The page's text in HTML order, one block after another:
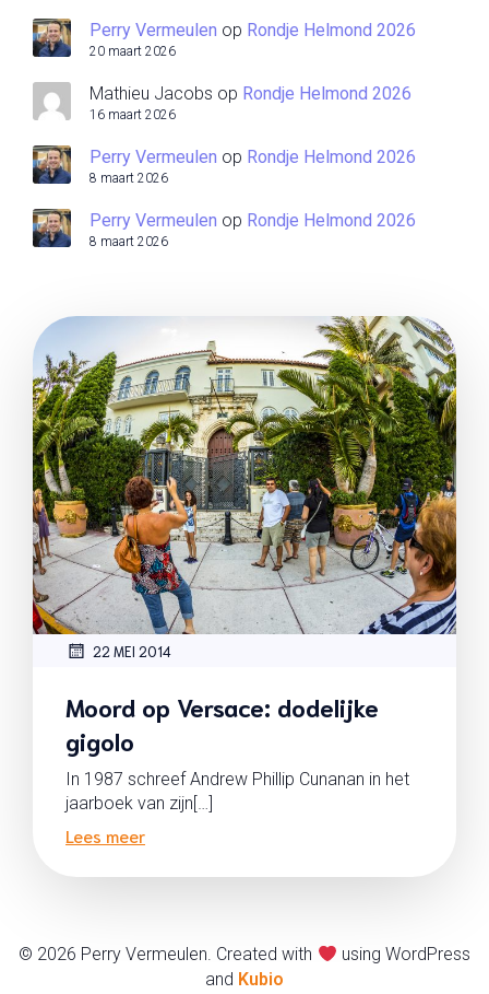
Perry Vermeulen op Rondje Helmond 2026
20 maart 2026
Mathieu Jacobs op Rondje Helmond 2026
16 maart 2026
Perry Vermeulen op Rondje Helmond 2026
8 maart 2026
Perry Vermeulen op Rondje Helmond 2026
8 maart 2026
22 MEI 2014
Moord op Versace: dodelijke
gigolo
In 1987 schreef Andrew Phillip Cunanan in het
jaarboek van zijn[…]
Lees meer
© 2026 Perry Vermeulen. Created with
using WordPress
and Kubio